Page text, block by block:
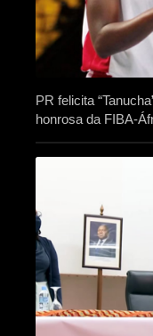
PR felicita
honrosa da FIBA-